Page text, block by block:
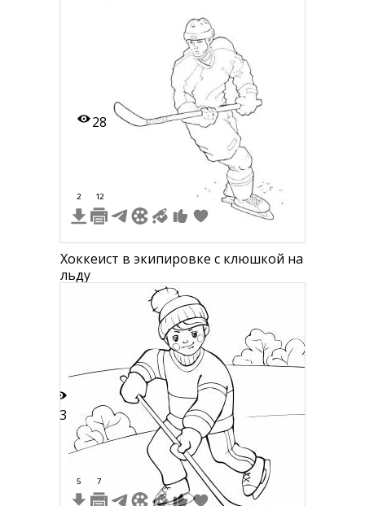
28
2 12
Хоккеист в экипировке с клюшкой на
льду
13
5 7